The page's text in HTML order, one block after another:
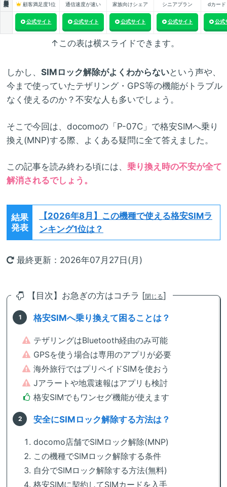
顧客満足度1位 通信速度が速い 家族向けシェア シニアプラン dカード
公式サイト 公式サイト 公式サイト 公式サイト 公式
↑この表は横スライドできます。
しかし、 SIMロック解除がよくわからないという声や、
今まで使っていたテザリング・GPS等の機能がトラブル
なく使えるのか？不安な人も多いでしょう。
そこで今回は、docomoの「P-07C」で格安SIMへ乗り
換え(MNP)する際、よくある疑問に全て答えました。
この記事を読み終わる頃には、 乗り換え時の不安が全て
解消されるでしょう。
結果
発表
【2026年8月】 この機種で使える格安SIMラ
ンキング1位は？
最終更新：2026年07月27日(月)
【目次】お急ぎの方はコチラ [閉じる]
格安SIMへ乗り換えて困ることは？
テザリングはBluetooth経由のみ可能
GPSを使う場合は専用のアプリが必要
海外旅行ではプリペイドSIMを使おう
Jアラートや地震速報はアプリも検討
格安SIMでもワンセグ機能が使えます
安全にSIMロック解除する方法は？
docomo店舗でSIMロック解除(MNP)
この機種でSIMロック解除する条件
自分でSIMロック解除する方法(無料)
格安SIMに契約してSIMカードを入手